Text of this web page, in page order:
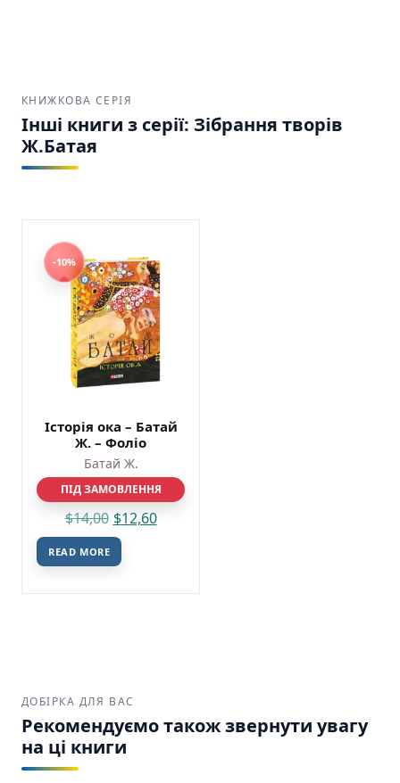
КНИЖКОВА СЕРІЯ
Інші книги з серії: Зібрання творів
Ж.Батая
-10%
Історія ока – Батай
Ж. – Фоліо
Батай Ж.
ПІД ЗАМОВЛЕННЯ
$14,00 $12,60
READ MORE
ДОБІРКА ДЛЯ ВАС
Рекомендуємо також звернути увагу
на ці книги